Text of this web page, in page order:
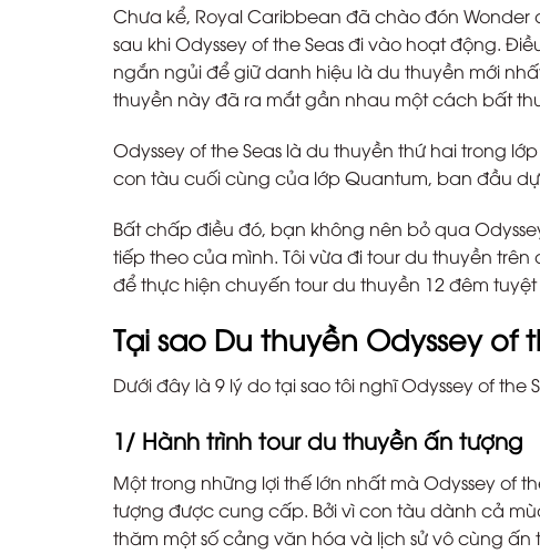
Chưa kể, Royal Caribbean đã chào đón Wonder
sau khi Odyssey of the Seas đi vào hoạt động.
ngắn ngủi để giữ danh hiệu là du thuyền mới
thuyền này đã ra mắt gần nhau một cách bất
Odyssey of the Seas là du thuyền thứ hai trong
con tàu cuối cùng của lớp Quantum, ban đầu
Bất chấp điều đó, bạn không nên bỏ qua
tiếp theo của mình. Tôi vừa đi tour du thuyền
để thực hiện chuyến tour du thuyền 12 đêm
Tại sao Du thuyền Odyssey
Dưới đây là 9 lý do tại sao tôi nghĩ Odyssey of
1/ Hành trình tour du thuyền ấn tượng
Một trong những lợi thế lớn nhất mà Odyssey of
tượng được cung cấp. Bởi vì con tàu dành cả
thăm một số cảng văn hóa và lịch sử vô cùng ấn